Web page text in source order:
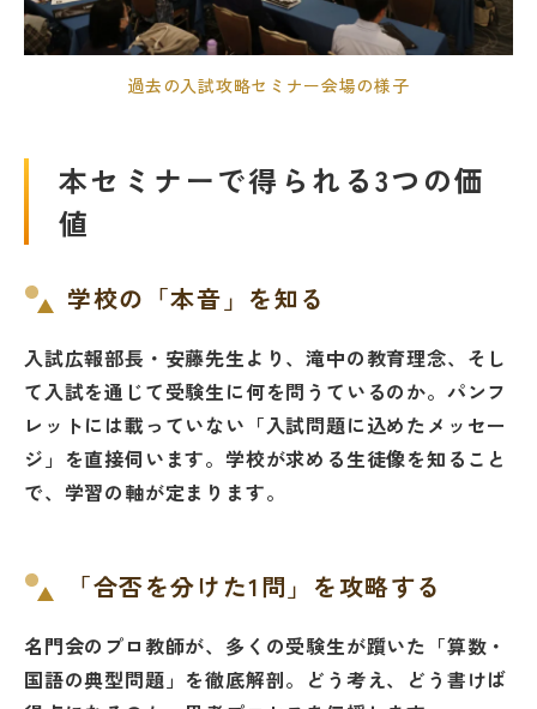
過去の入試攻略セミナー会場の様子
本セミナーで得られる3つの価
値
学校の「本音」を知る
入試広報部長・安藤先生より、滝中の教育理念、そし
て入試を通じて受験生に何を問うているのか。パンフ
レットには載っていない「入試問題に込めたメッセー
ジ」を直接伺います。学校が求める生徒像を知ること
で、学習の軸が定まります。
「合否を分けた1問」を攻略する
名門会のプロ教師が、多くの受験生が躓いた「算数・
国語の典型問題」を徹底解剖。どう考え、どう書けば